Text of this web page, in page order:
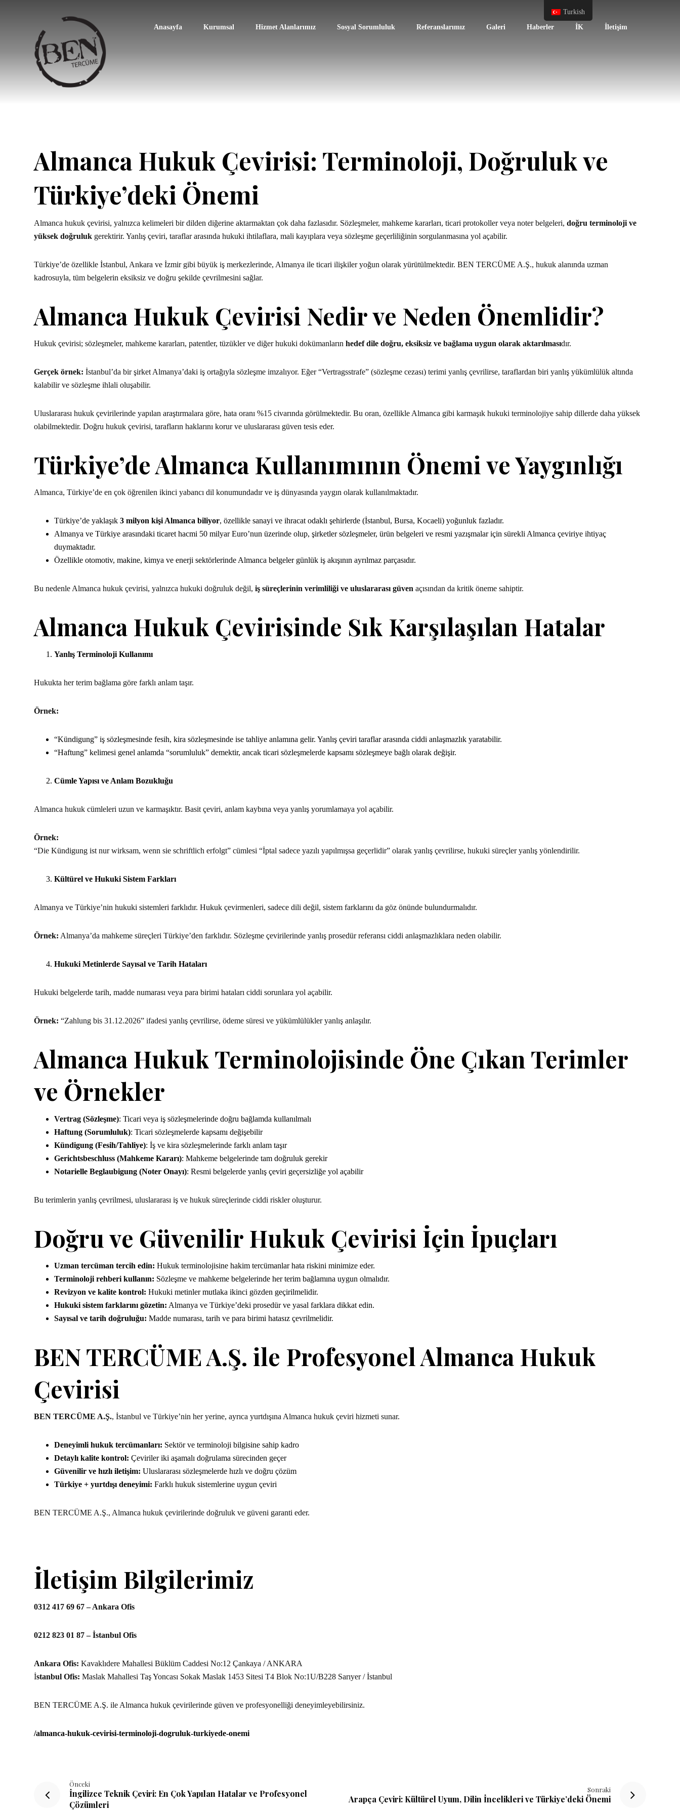
Anasayfa Kurumsal Hizmet Alanlarımız Sosyal Sorumluluk Referanslarımız Galeri Haberler İK İletişim
Almanca Hukuk Çevirisi: Terminoloji, Doğruluk ve
Türkiye’deki Önemi
Almanca hukuk çevirisi, yalnızca kelimeleri bir dilden diğerine aktarmaktan çok daha fazlasıdır. Sözleşmeler, mahkeme kararları, ticari protokoller veya noter belgeleri,doğru terminoloji ve
yüksek doğruluk gerektirir. Yanlış çeviri, taraflar arasında hukuki ihtilaflara, mali kayıplara veya sözleşme geçerliliğinin sorgulanmasına yol açabilir.
Türkiye’de özellikle İstanbul, Ankara ve İzmir gibi büyük iş merkezlerinde, Almanya ile ticari ilişkiler yoğun olarak yürütülmektedir. BEN TERCÜME A.Ş., hukuk alanında uzman
kadrosuyla, tüm belgelerin eksiksiz ve doğru şekilde çevrilmesini sağlar.
Almanca Hukuk Çevirisi Nedir ve Neden Önemlidir?
Hukuk çevirisi; sözleşmeler, mahkeme kararları, patentler, tüzükler ve diğer hukuki dokümanlarınhedef dile doğru, eksiksiz ve bağlama uygun olarak aktarılmasıdır.
Gerçek örnek: İstanbul’da bir şirket Almanya’daki iş ortağıyla sözleşme imzalıyor. Eğer “Vertragsstrafe” (sözleşme cezası) terimi yanlış çevrilirse, taraflardan biri yanlış yükümlülük altında
kalabilir ve sözleşme ihlali oluşabilir.
Uluslararası hukuk çevirilerinde yapılan araştırmalara göre, hata oranı %15 civarında görülmektedir. Bu oran, özellikle Almanca gibi karmaşık hukuki terminolojiye sahip dillerde daha yüksek
olabilmektedir. Doğru hukuk çevirisi, tarafların haklarını korur ve uluslararası güven tesis eder.
Türkiye’de Almanca Kullanımının Önemi ve Yaygınlığı
Almanca, Türkiye’de en çok öğrenilen ikinci yabancı dil konumundadır ve iş dünyasında yaygın olarak kullanılmaktadır.
Türkiye’de yaklaşık3 milyon kişi Almanca biliyor, özellikle sanayi ve ihracat odaklı şehirlerde (İstanbul, Bursa, Kocaeli) yoğunluk fazladır.
Almanya ve Türkiye arasındaki ticaret hacmi 50 milyar Euro’nun üzerinde olup, şirketler sözleşmeler, ürün belgeleri ve resmi yazışmalar için sürekli Almanca çeviriye ihtiyaç
duymaktadır.
Özellikle otomotiv, makine, kimya ve enerji sektörlerinde Almanca belgeler günlük iş akışının ayrılmaz parçasıdır.
Bu nedenle Almanca hukuk çevirisi, yalnızca hukuki doğruluk değil,iş süreçlerinin verimliliği ve uluslararası güven açısından da kritik öneme sahiptir.
Almanca Hukuk Çevirisinde Sık Karşılaşılan Hatalar
Yanlış Terminoloji Kullanımı
Hukukta her terim bağlama göre farklı anlam taşır.
Örnek:
“Kündigung” iş sözleşmesinde fesih, kira sözleşmesinde ise tahliye anlamına gelir. Yanlış çeviri taraflar arasında ciddi anlaşmazlık yaratabilir.
“Haftung” kelimesi genel anlamda “sorumluluk” demektir, ancak ticari sözleşmelerde kapsamı sözleşmeye bağlı olarak değişir.
Cümle Yapısı ve Anlam Bozukluğu
Almanca hukuk cümleleri uzun ve karmaşıktır. Basit çeviri, anlam kaybına veya yanlış yorumlamaya yol açabilir.
Örnek:
“Die Kündigung ist nur wirksam, wenn sie schriftlich erfolgt” cümlesi “İptal sadece yazılı yapılmışsa geçerlidir” olarak yanlış çevrilirse, hukuki süreçler yanlış yönlendirilir.
Kültürel ve Hukuki Sistem Farkları
Almanya ve Türkiye’nin hukuki sistemleri farklıdır. Hukuk çevirmenleri, sadece dili değil, sistem farklarını da göz önünde bulundurmalıdır.
Örnek: Almanya’da mahkeme süreçleri Türkiye’den farklıdır. Sözleşme çevirilerinde yanlış prosedür referansı ciddi anlaşmazlıklara neden olabilir.
Hukuki Metinlerde Sayısal ve Tarih Hataları
Hukuki belgelerde tarih, madde numarası veya para birimi hataları ciddi sorunlara yol açabilir.
Örnek: “Zahlung bis 31.12.2026” ifadesi yanlış çevrilirse, ödeme süresi ve yükümlülükler yanlış anlaşılır.
Almanca Hukuk Terminolojisinde Öne Çıkan Terimler
ve Örnekler
Vertrag (Sözleşme): Ticari veya iş sözleşmelerinde doğru bağlamda kullanılmalı
Haftung (Sorumluluk): Ticari sözleşmelerde kapsamı değişebilir
Kündigung (Fesih/Tahliye): İş ve kira sözleşmelerinde farklı anlam taşır
Gerichtsbeschluss (Mahkeme Kararı): Mahkeme belgelerinde tam doğruluk gerekir
Notarielle Beglaubigung (Noter Onayı): Resmi belgelerde yanlış çeviri geçersizliğe yol açabilir
Bu terimlerin yanlış çevrilmesi, uluslararası iş ve hukuk süreçlerinde ciddi riskler oluşturur.
Doğru ve Güvenilir Hukuk Çevirisi İçin İpuçları
Uzman tercüman tercih edin: Hukuk terminolojisine hakim tercümanlar hata riskini minimize eder.
Terminoloji rehberi kullanın: Sözleşme ve mahkeme belgelerinde her terim bağlamına uygun olmalıdır.
Revizyon ve kalite kontrol: Hukuki metinler mutlaka ikinci gözden geçirilmelidir.
Hukuki sistem farklarını gözetin: Almanya ve Türkiye’deki prosedür ve yasal farklara dikkat edin.
Sayısal ve tarih doğruluğu: Madde numarası, tarih ve para birimi hatasız çevrilmelidir.
BEN TERCÜME A.Ş. ile Profesyonel Almanca Hukuk
Çevirisi
BEN TERCÜME A.Ş., İstanbul ve Türkiye’nin her yerine, ayrıca yurtdışına Almanca hukuk çeviri hizmeti sunar.
Deneyimli hukuk tercümanları: Sektör ve terminoloji bilgisine sahip kadro
Detaylı kalite kontrol: Çeviriler iki aşamalı doğrulama sürecinden geçer
Güvenilir ve hızlı iletişim: Uluslararası sözleşmelerde hızlı ve doğru çözüm
Türkiye + yurtdışı deneyimi: Farklı hukuk sistemlerine uygun çeviri
BEN TERCÜME A.Ş., Almanca hukuk çevirilerinde doğruluk ve güveni garanti eder.
İletişim Bilgilerimiz
0312 417 69 67 – Ankara Ofis
0212 823 01 87 – İstanbul Ofis
Ankara Ofis: Kavaklıdere Mahallesi Büklüm Caddesi No:12 Çankaya / ANKARA
İstanbul Ofis: Maslak Mahallesi Taş Yoncası Sokak Maslak 1453 Sitesi T4 Blok No:1U/B228 Sarıyer / İstanbul
BEN TERCÜME A.Ş. ile Almanca hukuk çevirilerinde güven ve profesyonelliği deneyimleyebilirsiniz.
/almanca-hukuk-cevirisi-terminoloji-dogruluk-turkiyede-onemi
Önceki
İngilizce Teknik Çeviri: En Çok Yapılan Hatalar ve Profesyonel
Çözümleri
Sonraki
Arapça Çeviri: Kültürel Uyum, Dilin İncelikleri ve Türkiye’deki Önemi
Turkish